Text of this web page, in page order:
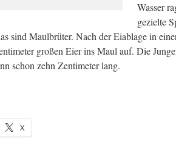
Wasser
gezielte
sind Maulbrüter. Nach der Eiablage in
großen Eier ins Maul auf. Die
schon zehn Zentimeter lang.
X